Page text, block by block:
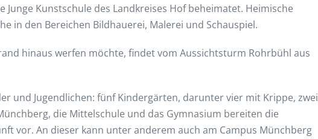
Kunstschule des Landkreises Hof beheimatet. Heimische
in den Bereichen Bildhauerei, Malerei und Schauspiel.
hinaus werfen möchte, findet vom Aussichtsturm Rohrbühl aus
und Jugendlichen: fünf Kindergärten, darunter vier mit Krippe, zwei
die Mittelschule und das Gymnasium bereiten die
vor. An dieser kann unter anderem auch am Campus Münchberg